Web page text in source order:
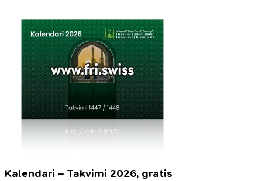
Kalendari – Takvimi 2026, gratis